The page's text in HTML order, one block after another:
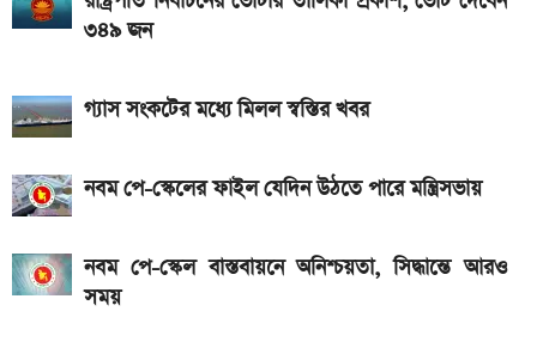
এসএসসি ফল প্রকাশের চূড়ান্ত তারিখ ঘোষণা
৩৪৯ জন
গ্যাস সংকটের মধ্যে মিলল স্বস্তির খবর
নবম পে-স্কেলের ফাইল যেদিন উঠতে পারে মন্ত্রিসভায়
নবম পে-স্কেল বাস্তবায়নে অনিশ্চয়তা, সিদ্ধান্তে আরও
সময়